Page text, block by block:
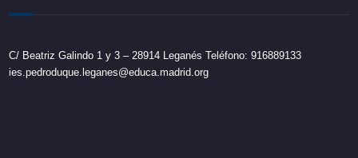
C/ Beatriz Galindo 1 y 3 – 28914 Leganés Teléfono: 916889133
ies.pedroduque.leganes@educa.madrid.org